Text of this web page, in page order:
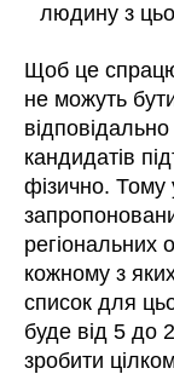
людину з
Щоб це
не можуть
кандидатів
фізично. Тому
регіональних
кожному з
список для
буде від 5 до
зробити